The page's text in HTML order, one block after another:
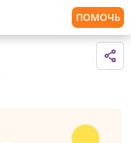
ПОМОЧЬ